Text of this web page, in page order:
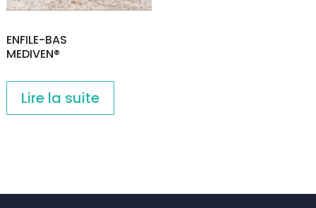
ENFILE-BAS
MEDIVEN®
Lire la suite